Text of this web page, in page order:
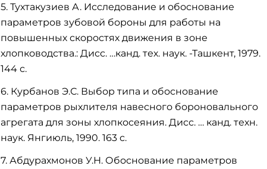
5. Тухтакузиев А. Исследование и обоснование
параметров зубовой бороны для работы на
повышенных скоростях движения в зоне
хлопководства.: Дисс. …канд. тех. наук. -Ташкент, 1979.
144 с.
6. Курбанов Э.С. Выбор типа и обоснование
параметров рыхлителя навесного бороновального
агрегата для зоны хлопкосеяния. Дисс. … канд. техн.
наук. Янгиюль, 1990. 163 с.
7. Абдурахмонов У.Н. Обоснование параметров